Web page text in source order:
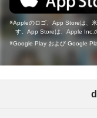
Appleのロゴ、App Storeは、
す。App Storeは、Apple Inc.
Google Play および Google